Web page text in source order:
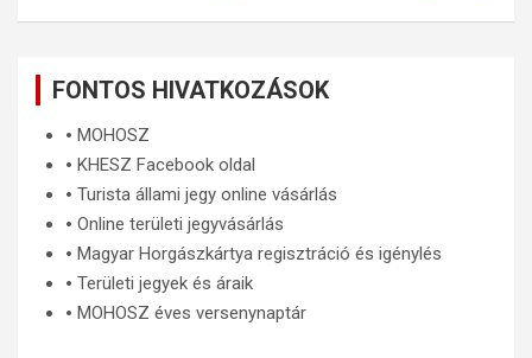
FONTOS HIVATKOZÁSOK
🞄 MOHOSZ
🞄 KHESZ Facebook oldal
🞄 Turista állami jegy online vásárlás
🞄 Online területi jegyvásárlás
🞄 Magyar Horgászkártya regisztráció és igénylés
🞄 Területi jegyek és áraik
🞄 MOHOSZ éves versenynaptár